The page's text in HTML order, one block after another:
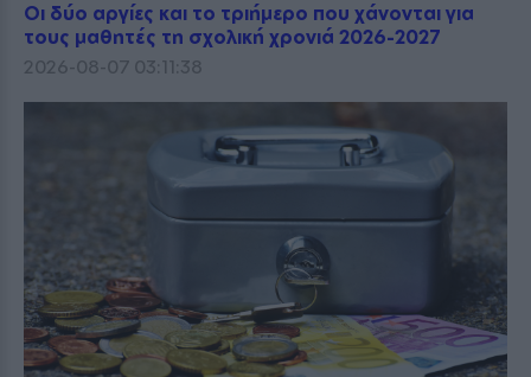
Οι δύο αργίες και το τριήμερο που χάνονται για
τους μαθητές τη σχολική χρονιά 2026-2027
2026-08-07 03:11:38